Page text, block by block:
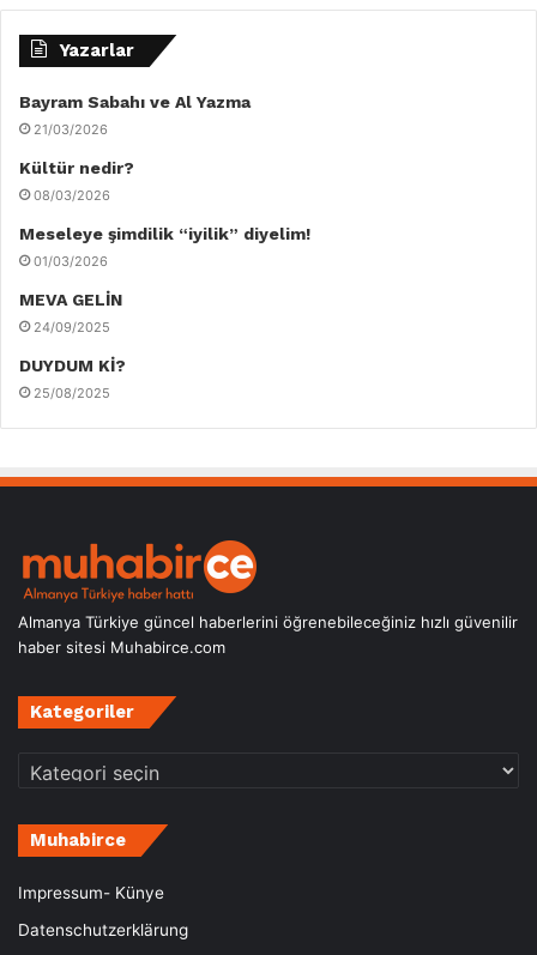
Yazarlar
Bayram Sabahı ve Al Yazma
21/03/2026
Kültür nedir?
08/03/2026
Meseleye şimdilik “iyilik” diyelim!
01/03/2026
MEVA GELİN
24/09/2025
DUYDUM Kİ?
25/08/2025
Almanya Türkiye güncel haberlerini öğrenebileceğiniz hızlı güvenilir
haber sitesi Muhabirce.com
Kategoriler
Kategoriler
Muhabirce
Impressum- Künye
Datenschutzerklärung